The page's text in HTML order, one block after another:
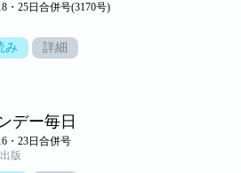
・25日合併号(3170号)
み 詳細
デー毎日
・23日合併号
版